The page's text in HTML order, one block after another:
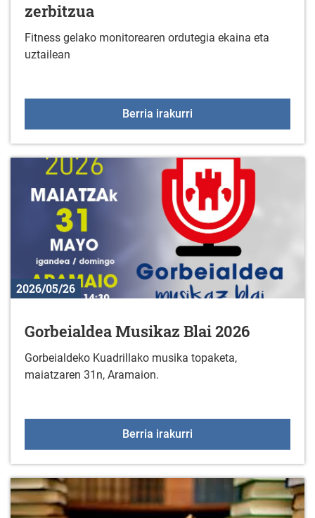
zerbitzua
Fitness gelako monitorearen ordutegia ekaina eta
uztailean
Berria irakurri
2026/05/26
Gorbeialdea Musikaz Blai 2026
Gorbeialdeko Kuadrillako musika topaketa,
maiatzaren 31n, Aramaion.
Berria irakurri